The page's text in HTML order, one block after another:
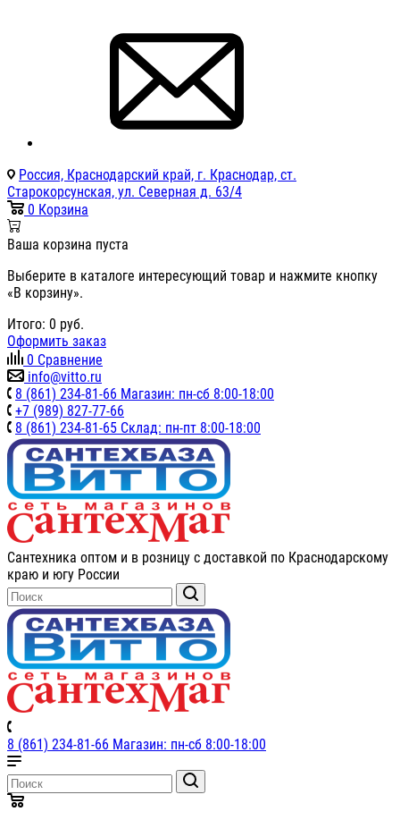
Россия, Краснодарский край, г. Краснодар, ст.
Старокорсунская, ул. Северная д. 63/4
0 Корзина
Ваша корзина пуста
Выберите в каталоге интересующий товар и нажмите кнопку
«В корзину».
Итого: 0 руб.
Оформить заказ
0 Сравнение
info@vitto.ru
8 (861) 234-81-66 Магазин: пн-сб 8:00-18:00
+7 (989) 827-77-66
8 (861) 234-81-65 Склад: пн-пт 8:00-18:00
Сантехника оптом и в розницу с доставкой по Краснодарскому
краю и югу России
8 (861) 234-81-66 Магазин: пн-сб 8:00-18:00